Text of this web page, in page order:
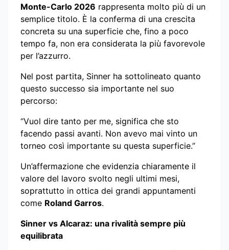
Monte-Carlo 2026 rappresenta molto più di un
semplice titolo. È la conferma di una crescita
concreta su una superficie che, fino a poco
tempo fa, non era considerata la più favorevole
per l’azzurro.
Nel post partita, Sinner ha sottolineato quanto
questo successo sia importante nel suo
percorso:
“Vuol dire tanto per me, significa che sto
facendo passi avanti. Non avevo mai vinto un
torneo così importante su questa superficie.”
Un’affermazione che evidenzia chiaramente il
valore del lavoro svolto negli ultimi mesi,
soprattutto in ottica dei grandi appuntamenti
come Roland Garros.
Sinner vs Alcaraz: una rivalità sempre più
equilibrata